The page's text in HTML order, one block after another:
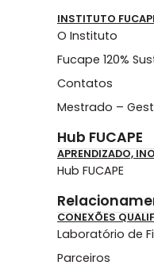
INSTITUTO
O Instituto
Fucape 120%
Contatos
Mestrado –
Hub FUCAPE
APRENDIZADO,
Hub FUCAPE
CONEXÕES
Laboratório de
Parceiros